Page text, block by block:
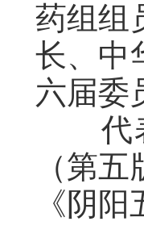
药组组
长、中
六届委
代表
（第
《阴